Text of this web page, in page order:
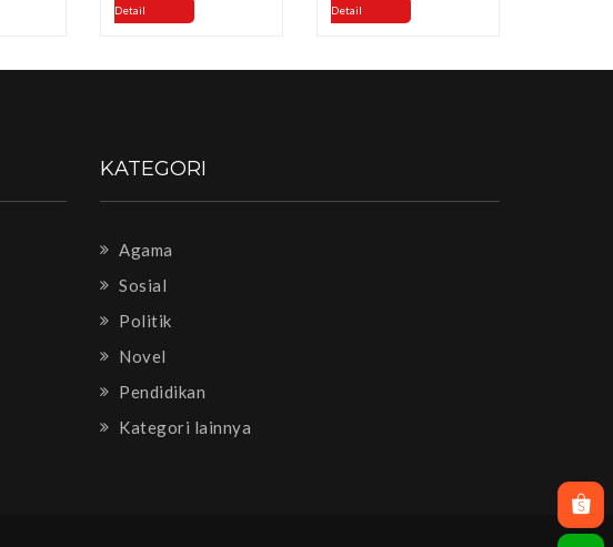
Detail Detail
KATEGORI
Agama
Sosial
Politik
Novel
Pendidikan
Kategori lainnya